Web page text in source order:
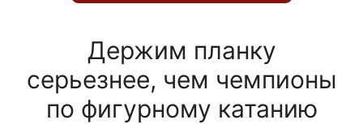
Держим планку
серьезнее, чем чемпионы
по фигурному катанию